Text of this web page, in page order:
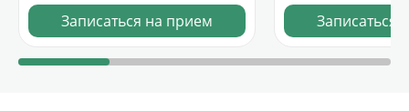
Записаться на прием Записаться